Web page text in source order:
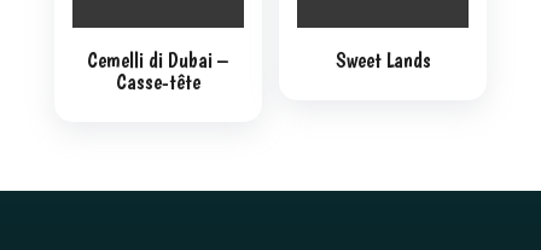
Cemelli di Dubai –
Casse-tête
Sweet Lands